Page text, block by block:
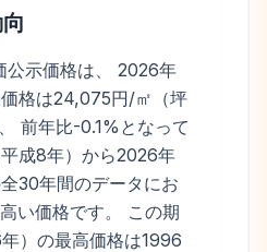
公示価格は、 2026年
価格は24,075円/㎡（坪
前年比-0.1%となって
成8年）から2026年
30年間のデータにお
い価格です。 この期
）の最高価格は1996